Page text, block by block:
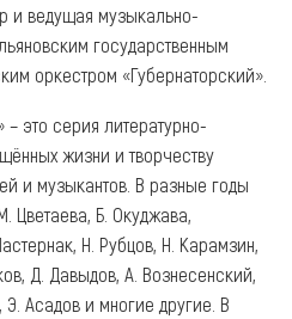
и ведущая музыкально-
государственным
оркестром «Губернаторский».
это серия литературно-
жизни и творчеству
и музыкантов. В разные годы
Цветаева, Б. Окуджава,
Н. Рубцов, Н. Карамзин,
Д. Давыдов, А. Вознесенский,
Асадов и многие другие. В